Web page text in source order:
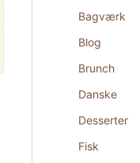
Bagværk
Blog
Brunch
Danske
Desserter
Fisk